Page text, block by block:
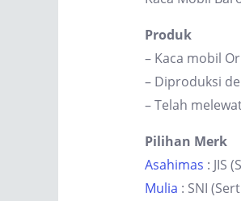
Produk
– Kaca mobil
– Diproduksi
– Telah
Pilihan Merk
Asahimas : JIS
Mulia : SNI